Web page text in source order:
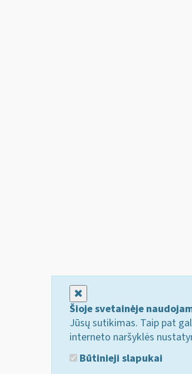
Šioje svetainėje
Jūsų sutikimas. Taip pat
interneto naršyklės
Būtinieji slapukai